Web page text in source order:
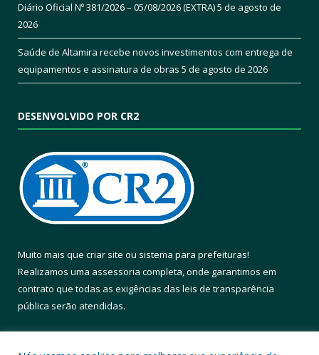
Diário Oficial Nº 381/2026 – 05/08/2026 (EXTRA)5 de agosto de
2026
Saúde de Altamira recebe novos investimentos com entrega de
equipamentos e assinatura de obras 5 de agosto de 2026
DESENVOLVIDO POR CR2
Muito mais que criar site ou sistema para prefeituras!
Realizamos uma assessoria completa, onde garantimos em
contrato que todas as exigências das leis de transparência
pública serão atendidas.